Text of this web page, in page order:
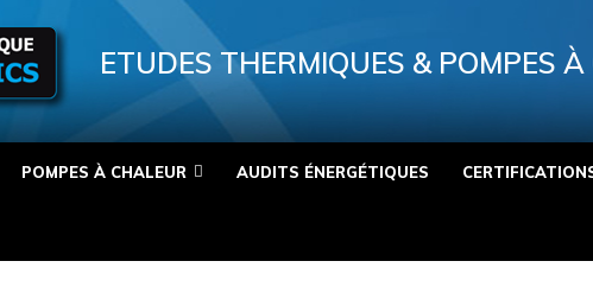
ETUDES THERMIQUES & POMPES
POMPES À CHALEUR AUDITS ÉNERGÉTIQUES